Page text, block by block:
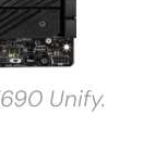
Unify.